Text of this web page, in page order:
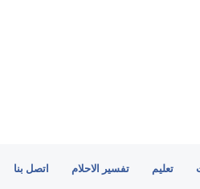
تعليم تفسير الاحلام اتصل بنا